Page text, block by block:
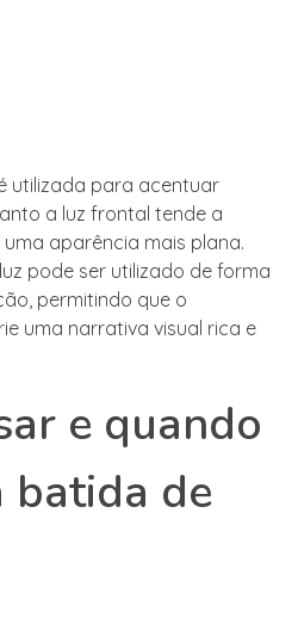
utilizada para acentuar
a luz frontal tende a
aparência mais plana.
pode ser utilizado de forma
permitindo que o
uma narrativa visual rica e
e quando
batida de